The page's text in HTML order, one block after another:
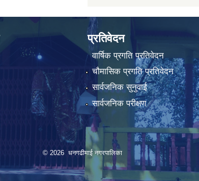
प्रतिवेदन
वार्षिक प्रगति प्रतिवेदन
चौमासिक प्रगति प्रतिवेदन
सार्वजनिक सुनुवाई
सार्वजनिक परीक्षण
© 2026 धनगढीमाई नगरपालिका